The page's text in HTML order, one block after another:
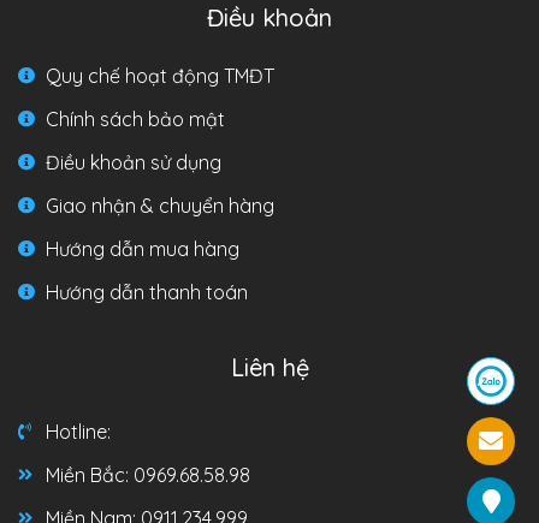
Điều khoản
Quy chế hoạt động TMĐT
Chính sách bảo mật
Điều khoản sử dụng
Giao nhận & chuyển hàng
Hướng dẫn mua hàng
Hướng dẫn thanh toán
Liên hệ
Hotline:
Miền Bắc: 0969.68.58.98
Miền Nam: 0911.234.999